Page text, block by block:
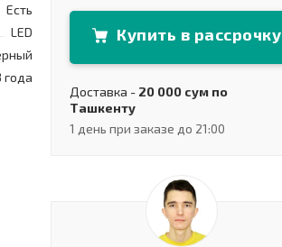
Есть
LED
года
Купить в рассрочку
Доставка - 20 000 сум по
Ташкенту
1 день при заказе до 21:00